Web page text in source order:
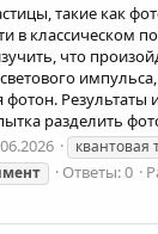
такие как
в классическом
что
фотон. Результаты
разделить
квантовая
Ответы: 0